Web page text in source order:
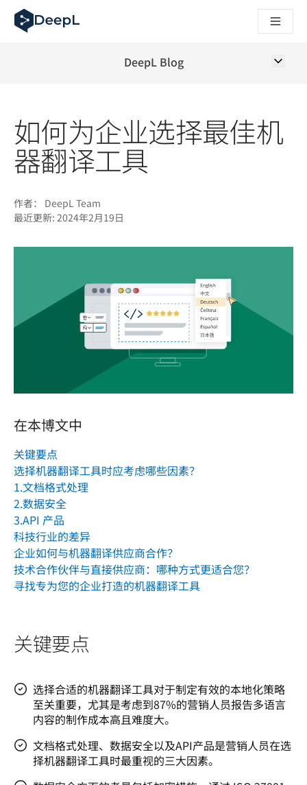
DeepL 人工智能智能体
DeepL Translation Flow：针对关键应用场景和集成的新型
How we brought Swiss German to DeepL
了解 Translation Flow：面向所有需要此类服务的团队，
从高质量文本翻译到实时语音平台
Building an instantly accessible voice demo with DeepL
DeepL Blog
如何为企业选择最佳机
器翻译工具
作者：
DeepL Team
最近更新: 2024年2月19日
在本博文中
关键要点
选择机器翻译工具时应考虑哪些因素？
1.文档格式处理
2.数据安全
3.API 产品
科技行业的差异
企业如何与机器翻译供应商合作？
技术合作伙伴与直接供应商：哪种方式更适合您？
寻找专为您的企业打造的机器翻译工具
关键要点
选择合适的机器翻译工具对于制定有效的本地化策略
至关重要，尤其是考虑到87%的营销人员报告多语言
内容的制作成本高且难度大。
文档格式处理、数据安全以及API产品是营销人员在选
择机器翻译工具时最重视的三大因素。